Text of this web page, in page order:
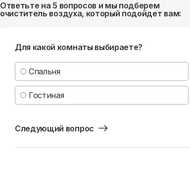
Ответьте на 5 вопросов и мы подберем
очиститель воздуха, который подойдет вам:
Для какой комнаты выбираете?
Спальня
Гостиная
Следующий вопрос